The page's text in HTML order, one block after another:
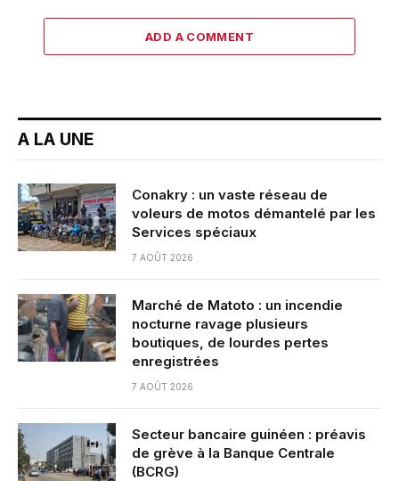
ADD A COMMENT
A LA UNE
Conakry : un vaste réseau de
voleurs de motos démantelé par les
Services spéciaux
7 AOÛT 2026
Marché de Matoto : un incendie
nocturne ravage plusieurs
boutiques, de lourdes pertes
enregistrées
7 AOÛT 2026
Secteur bancaire guinéen : préavis
de grève à la Banque Centrale
(BCRG)